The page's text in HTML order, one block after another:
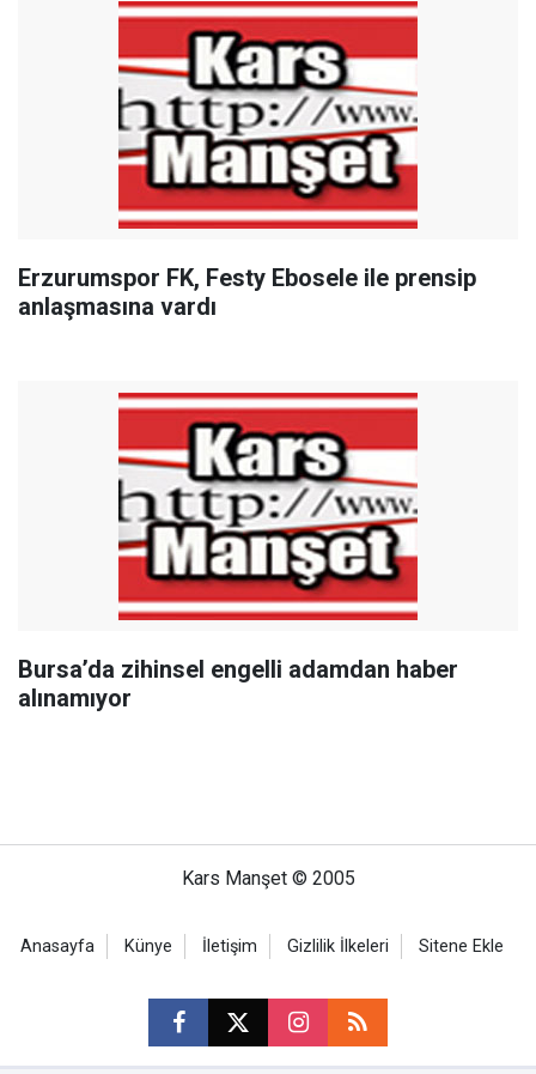
Erzurumspor FK, Festy Ebosele ile prensip
anlaşmasına vardı
Bursa’da zihinsel engelli adamdan haber
alınamıyor
Kars Manşet © 2005
Anasayfa Künye İletişim Gizlilik İlkeleri Sitene Ekle